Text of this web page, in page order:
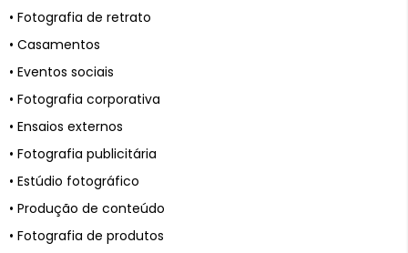
• Fotografia de retrato
• Casamentos
• Eventos sociais
• Fotografia corporativa
• Ensaios externos
• Fotografia publicitária
• Estúdio fotográfico
• Produção de conteúdo
• Fotografia de produtos